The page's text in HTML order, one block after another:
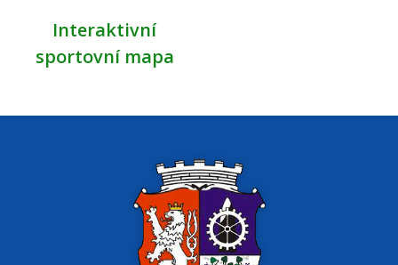
Interaktivní
sportovní mapa